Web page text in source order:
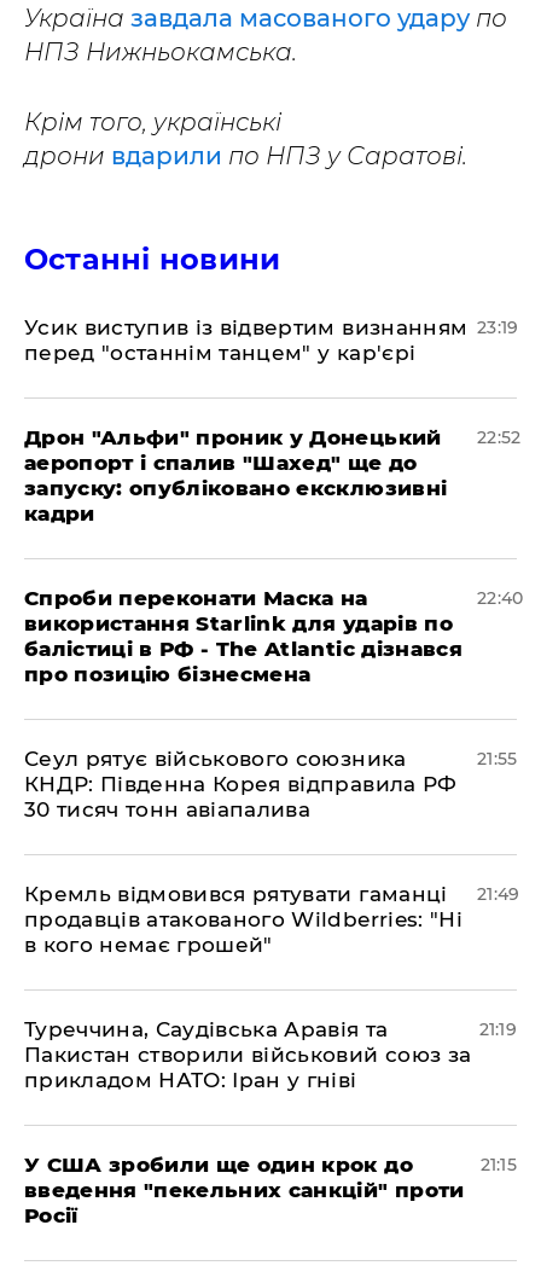
Україна завдала масованого ударупо
НПЗ Нижньокамська.
Крім того, українські
дрони вдарили по НПЗ у Саратові.
Останні новини
​Усик виступив із відвертим визнанням
перед "останнім танцем" у кар'єрі
23:19
​Дрон "Альфи" проник у Донецький
аеропорт і спалив "Шахед" ще до
запуску: опубліковано ексклюзивні
кадри
22:52
​Спроби переконати Маска на
використання Starlink для ударів по
балістиці в РФ - The Atlantic дізнався
про позицію бізнесмена
22:40
​Сеул рятує військового союзника
КНДР: Південна Корея відправила РФ
30 тисяч тонн авіапалива
21:55
​Кремль відмовився рятувати гаманці
продавців атакованого Wildberries: "Ні
в кого немає грошей"
21:49
​Туреччина, Саудівська Аравія та
Пакистан створили військовий союз за
прикладом НАТО: Іран у гніві
21:19
​У США зробили ще один крок до
введення "пекельних санкцій" проти
Росії
21:15